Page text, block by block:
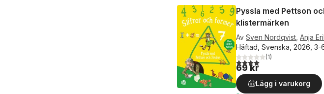
Pyssla med Pettson
klistermärken
Av Sven Nordqvist Anja
Häftad, Svenska, 2026, 3-
4,0utav 5 stjärnor. Totalt
(1)
69 kr
Lägg i varukorg